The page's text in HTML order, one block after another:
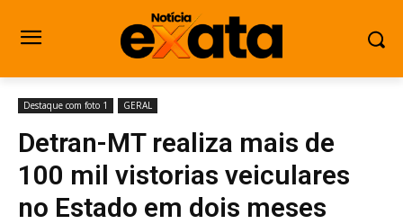
Destaque com foto 1 GERAL
Detran-MT realiza mais de
100 mil vistorias veiculares
no Estado em dois meses